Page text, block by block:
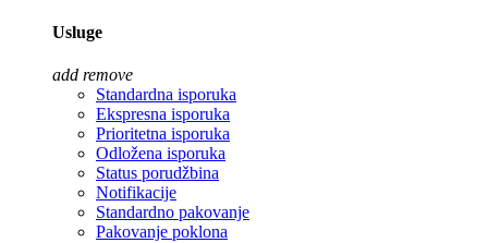
Usluge
add remove
Standardna isporuka
Ekspresna isporuka
Prioritetna isporuka
Odložena isporuka
Status porudžbina
Notifikacije
Standardno pakovanje
Pakovanje poklona